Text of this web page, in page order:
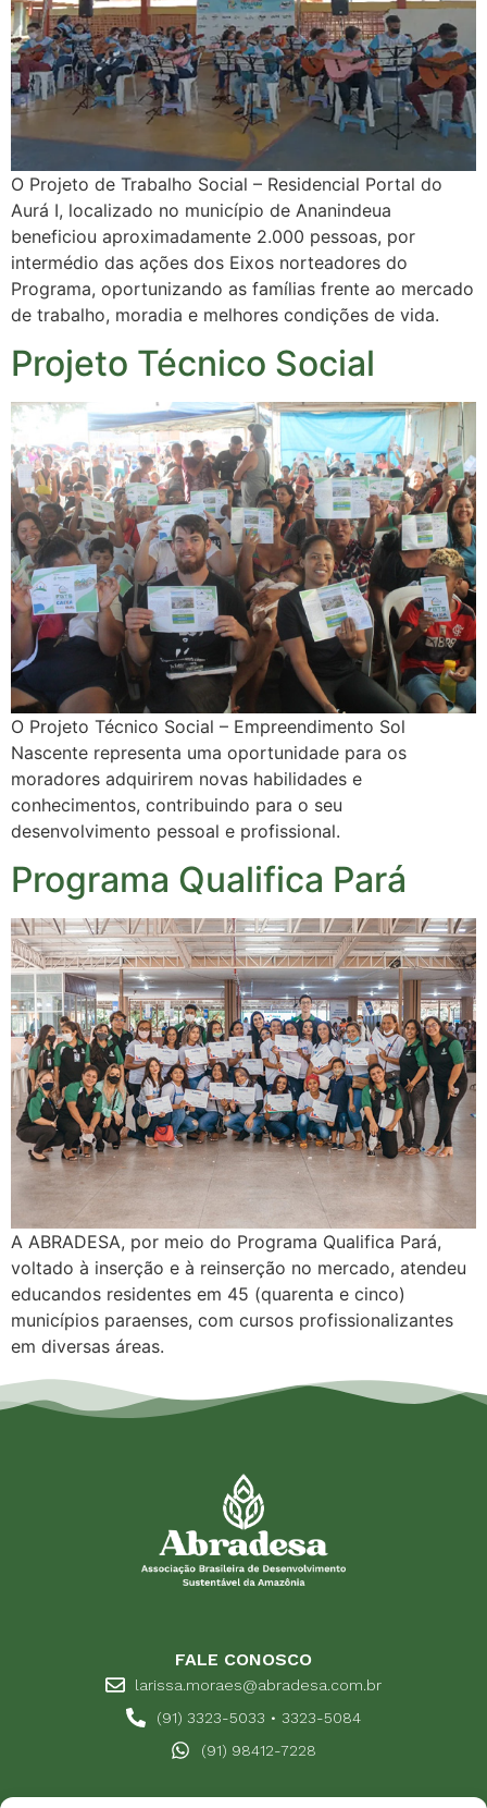
O Projeto de Trabalho Social – Residencial Portal do
Aurá I, localizado no município de Ananindeua
beneficiou aproximadamente 2.000 pessoas, por
intermédio das ações dos Eixos norteadores do
Programa, oportunizando as famílias frente ao mercado
de trabalho, moradia e melhores condições de vida.
Projeto Técnico Social
O Projeto Técnico Social – Empreendimento Sol
Nascente representa uma oportunidade para os
moradores adquirirem novas habilidades e
conhecimentos, contribuindo para o seu
desenvolvimento pessoal e profissional.
Programa Qualifica Pará
A ABRADESA, por meio do Programa Qualifica Pará,
voltado à inserção e à reinserção no mercado, atendeu
educandos residentes em 45 (quarenta e cinco)
municípios paraenses, com cursos profissionalizantes
em diversas áreas.
FALE CONOSCO
larissa.moraes@abradesa.com.br
(91) 3323-5033 • 3323-5084
(91) 98412-7228